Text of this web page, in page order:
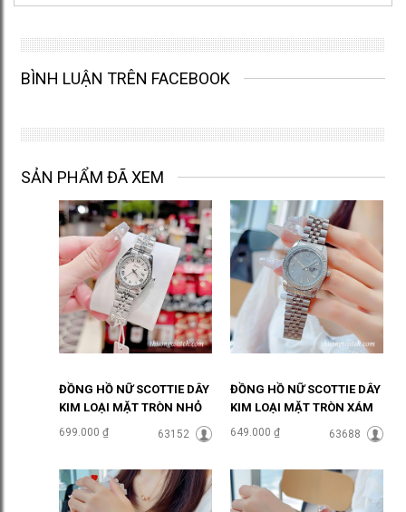
BÌNH LUẬN TRÊN FACEBOOK
SẢN PHẨM ĐÃ XEM
ĐỒNG HỒ NỮ SCOTTIE DÂY
KIM LOẠI MẶT TRÒN NHỎ
ĐÍNH ĐÁ ĐHĐ48601
699.000 ₫ 63152
ĐỒNG HỒ NỮ SCOTTIE DÂY
KIM LOẠI MẶT TRÒN XÁM
THỜI THƯỢNG ĐHĐ48302
649.000 ₫ 63688